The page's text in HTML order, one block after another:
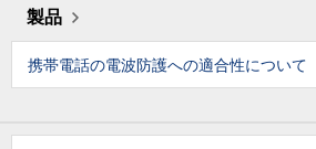
製品
携帯電話の電波防護への適合性について